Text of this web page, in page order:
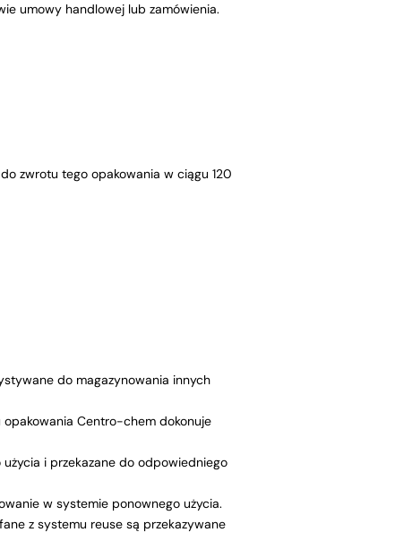
umowy handlowej lub zamówienia.
zwrotu tego opakowania w ciągu 120
do magazynowania innych
Centro-chem dokonuje
i przekazane do odpowiedniego
w systemie ponownego użycia.
z systemu reuse są przekazywane